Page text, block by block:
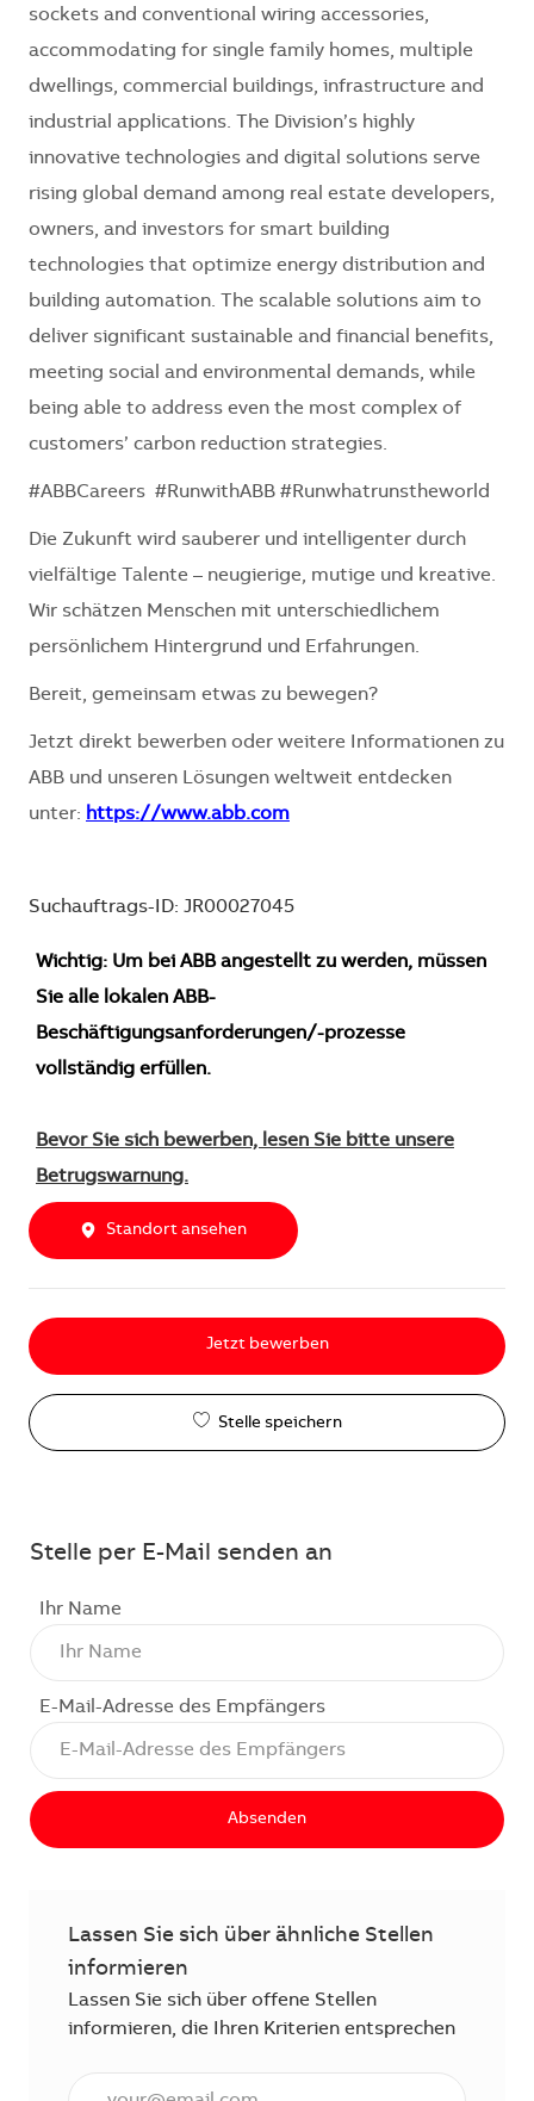
sockets and conventional wiring accessories,
accommodating for single family homes, multiple
dwellings, commercial buildings, infrastructure and
industrial applications. The Division’s highly
innovative technologies and digital solutions serve
rising global demand among real estate developers,
owners, and investors for smart building
technologies that optimize energy distribution and
building automation. The scalable solutions aim to
deliver significant sustainable and financial benefits,
meeting social and environmental demands, while
being able to address even the most complex of
customers’ carbon reduction strategies.
#ABBCareers #RunwithABB #Runwhatrunstheworld
Die Zukunft wird sauberer und intelligenter durch
vielfältige Talente – neugierige, mutige und kreative.
Wir schätzen Menschen mit unterschiedlichem
persönlichem Hintergrund und Erfahrungen.
Bereit, gemeinsam etwas zu bewegen?
Jetzt direkt bewerben oder weitere Informationen zu
ABB und unseren Lösungen weltweit entdecken
unter: https://www.abb.com
Suchauftrags-ID: JR00027045
Wichtig: Um bei ABB angestellt zu werden, müssen
Sie alle lokalen ABB-
Beschäftigungsanforderungen/-prozesse
vollständig erfüllen.
Bevor Sie sich bewerben, lesen Sie bitte unsere
Betrugswarnung.
Standort ansehen
Jetzt bewerben
Stelle speichern
Stelle per E-Mail senden an
Ihr Name
E-Mail-Adresse des Empfängers
Absenden
Lassen Sie sich über ähnliche Stellen
informieren
Lassen Sie sich über offene Stellen
informieren, die Ihren Kriterien entsprechen